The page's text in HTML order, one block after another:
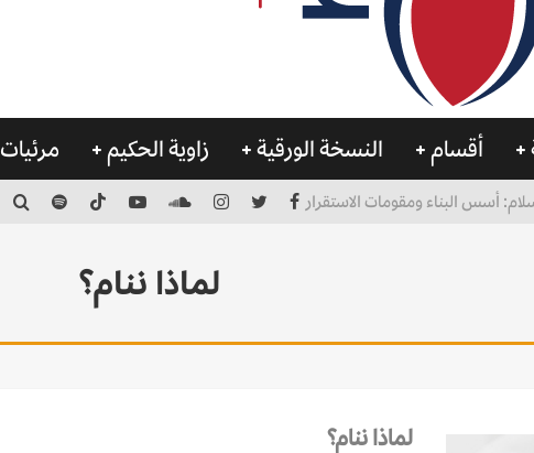
أقسام النسخة الورقية زاوية الحكيم مرئيات
أسس البناء ومقومات الاستقرار
لماذا ننام؟
لماذا ننام؟